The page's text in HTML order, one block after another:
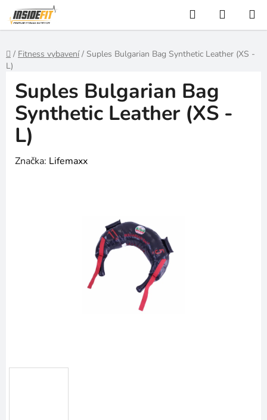
Přejít
na
obsah
Hledat
KOŠÍK
Domů
/ Fitness vybavení / Suples Bulgarian Bag Synthetic Leather (XS -
L)
Suples Bulgarian Bag
Synthetic Leather (XS -
L)
Značka: Lifemaxx